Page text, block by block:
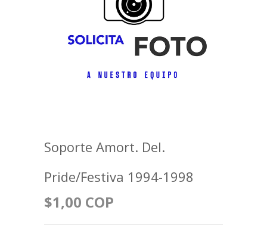
Soporte Amort. Del.
Pride/Festiva 1994-1998
$1,00 COP